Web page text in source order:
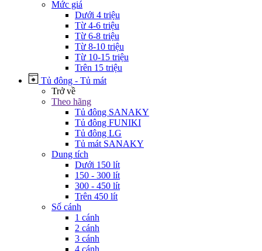
Mức giá
Dưới 4 triệu
Từ 4-6 triệu
Từ 6-8 triệu
Từ 8-10 triệu
Từ 10-15 triệu
Trên 15 triệu
Tủ đông - Tủ mát
Trở về
Theo hãng
Tủ đông SANAKY
Tủ đông FUNIKI
Tủ đông LG
Tủ mát SANAKY
Dung tích
Dưới 150 lít
150 - 300 lít
300 - 450 lít
Trên 450 lít
Số cánh
1 cánh
2 cánh
3 cánh
4 cánh